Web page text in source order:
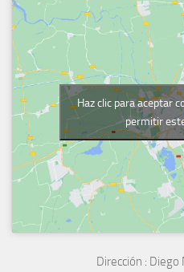
Haz clic para aceptar
permitir
Dirección : Diego